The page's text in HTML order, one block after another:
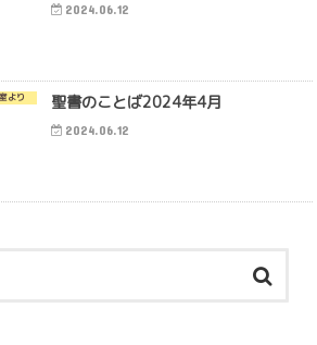
2024.06.12
より 聖書のことば2024年4月
2024.06.12